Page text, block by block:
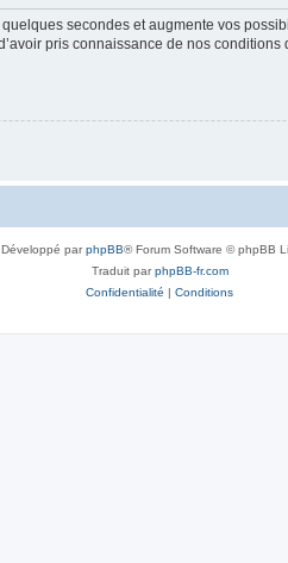
secondes et augmente vos
pris connaissance de nos
Développé parphpBB® Forum Software © phpBB
Traduit parphpBB-fr.com
Confidentialité | Conditions